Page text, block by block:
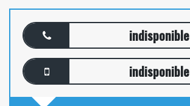
indisponible
indisponible